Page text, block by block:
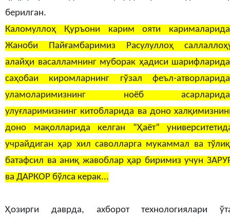
берилган.
Каломуллоҳ Қуръони карим ояти
Жаноби Пайғамбаримиз Расулуллоҳ
алайҳи васалламнинг муборак ҳадиси
саҳобаи киромларнинг гўзал феъл-
уламоларимизнинг ноёб
улуғларимизнинг китобларида ва доно
доно мақолларида келган “Ҳаёт”
учрайдиган ҳар хил саволларга мукаммал ва
батафсил ва аниқ жавоблар ҳар биримиз учун
ва ДАРКОР бўлса керак...
Ҳозирги даврда, ахборот технологиялари